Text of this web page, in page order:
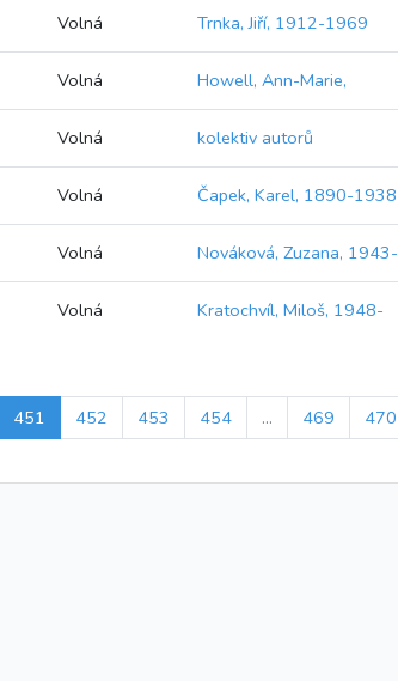
Volná Trnka, Jiří, 1912-1969
Volná Howell, Ann-Marie,
Volná kolektiv autorů
Volná Čapek, Karel, 1890-1938
Volná Nováková, Zuzana, 1943-
Volná Kratochvíl, Miloš, 1948-
451 452 453 454 ... 469 470